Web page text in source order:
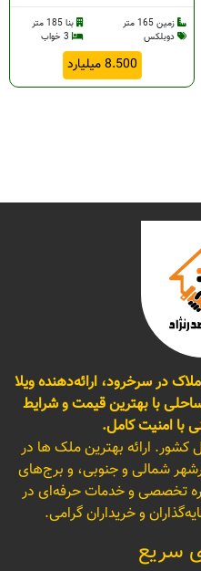
زمین 165 متر
بنا 185 متر
دوبلکس
8.500 میلیارد
در سرخرود، ارائه‌دهنده ویلا
با بهترین قیمت و شرایط
با امنیت کامل.
ارائه بهترین ملک ها در
شمالی و جنوبی، و برج‌های
تخصصی و خدمات حرفه‌ای در
و خریداران گرامی.
سریع